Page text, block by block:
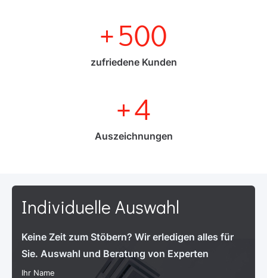
+500
zufriedene Kunden
+4
Auszeichnungen
Individuelle Auswahl
Keine Zeit zum Stöbern? Wir erledigen alles für
Sie. Auswahl und Beratung von Experten
Ihr Name